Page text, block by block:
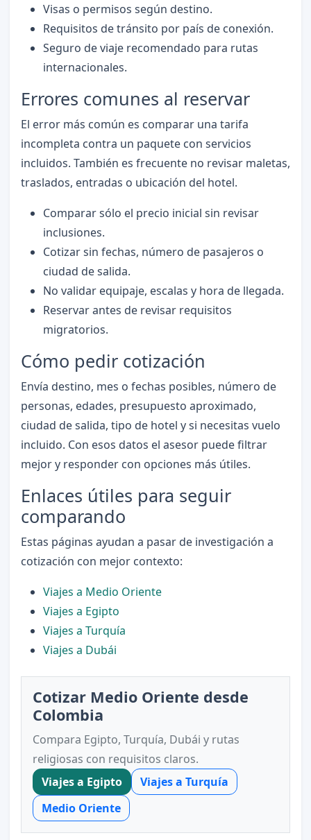
Visas o permisos según destino.
Requisitos de tránsito por país de conexión.
Seguro de viaje recomendado para rutas
internacionales.
Errores comunes al reservar
El error más común es comparar una tarifa
incompleta contra un paquete con servicios
incluidos. También es frecuente no revisar maletas,
traslados, entradas o ubicación del hotel.
Comparar sólo el precio inicial sin revisar
inclusiones.
Cotizar sin fechas, número de pasajeros o
ciudad de salida.
No validar equipaje, escalas y hora de llegada.
Reservar antes de revisar requisitos
migratorios.
Cómo pedir cotización
Envía destino, mes o fechas posibles, número de
personas, edades, presupuesto aproximado,
ciudad de salida, tipo de hotel y si necesitas vuelo
incluido. Con esos datos el asesor puede filtrar
mejor y responder con opciones más útiles.
Enlaces útiles para seguir
comparando
Estas páginas ayudan a pasar de investigación a
cotización con mejor contexto:
Viajes a Medio Oriente
Viajes a Egipto
Viajes a Turquía
Viajes a Dubái
Cotizar Medio Oriente desde
Colombia
Compara Egipto, Turquía, Dubái y rutas
religiosas con requisitos claros.
Viajes a Egipto
Viajes a Turquía
Medio Oriente